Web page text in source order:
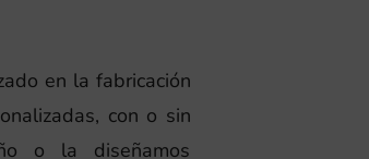
en la fabricación
con o sin
o la diseñamos